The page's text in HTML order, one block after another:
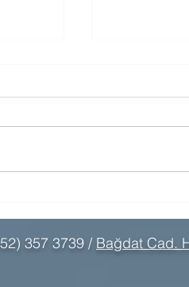
Bir Süreçtir.
357 3739 / Bağdat Cad.